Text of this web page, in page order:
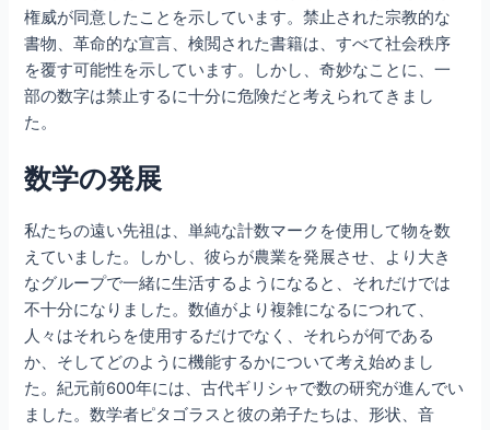
権威が同意したことを示しています。禁止された宗教的な
書物、革命的な宣言、検閲された書籍は、すべて社会秩序
を覆す可能性を示しています。しかし、奇妙なことに、一
部の数字は禁止するに十分に危険だと考えられてきまし
た。
数学の発展
私たちの遠い先祖は、単純な計数マークを使用して物を数
えていました。しかし、彼らが農業を発展させ、より大き
なグループで一緒に生活するようになると、それだけでは
不十分になりました。数値がより複雑になるにつれて、
人々はそれらを使用するだけでなく、それらが何である
か、そしてどのように機能するかについて考え始めまし
た。紀元前600年には、古代ギリシャで数の研究が進んでい
ました。数学者ピタゴラスと彼の弟子たちは、形状、音